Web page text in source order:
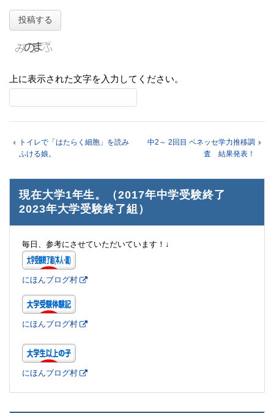
上に表示された文字を入力してください。
トイレで「はたらく細胞」を読み
ふける娘。
中2～ 2回目 ベネッセ学力推移調
査 結果発表！
現在大学1年生。（2017年中学受験終了
2023年大学受験終了組）
毎日、参考にさせていただいています！↓
にほんブログ村
にほんブログ村
にほんブログ村